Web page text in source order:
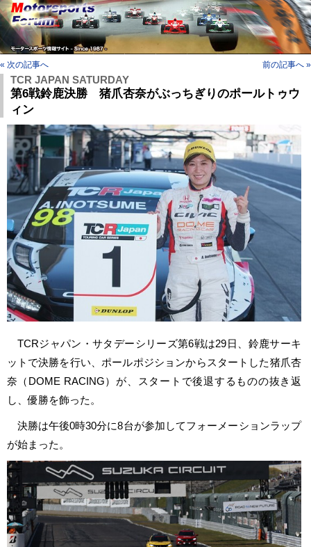
« 次の記事へ 前の記事へ »
TCR JAPAN SATURDAY
第6戦鈴鹿決勝 猪爪杏奈がぶっちぎりのポールトゥウ
ィン
TCRジャパン・サタデーシリーズ第6戦は29日、鈴鹿サーキ
ットで決勝を行い、ポールポジションからスタートした猪爪杏
奈（DOME RACING）が、スタートで後退するものの抜き返
し、優勝を飾った。
決勝は午後0時30分に8台が参加してフォーメーションラップ
が始まった。